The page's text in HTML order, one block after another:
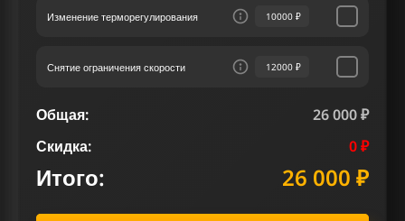
Изменение терморегулирования 10000 ₽
Снятие ограничения скорости 12000 ₽
Общая:
26 000 ₽
Скидка:
0 ₽
Итого: 26 000 ₽